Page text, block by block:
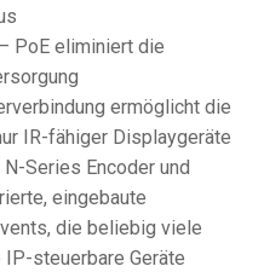
– PoE eliminiert die
ermöglicht die
IR-fähiger Displaygeräte
Series Encoder und
eingebaute
die beliebig viele
steuerbare Geräte